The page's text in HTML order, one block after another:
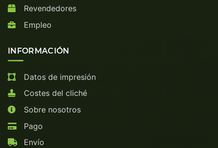
Revendedores
Empleo
INFORMACIÓN
Datos de impresión
Costes del cliché
Sobre nosotros
Pago
Envío